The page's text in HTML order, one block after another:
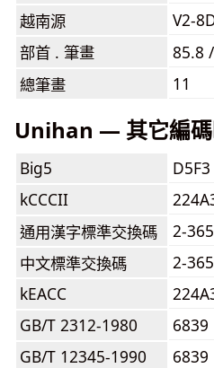
越南源
V2-
部首 . 筆畫
85.8 /
總筆畫
11
Unihan — 其它編
Big5
D5F3
kCCCII
通用漢字標準交換碼
2-
中文標準交換碼
2-
kEACC
GB/T 2312-1980
6839
GB/T 12345-1990
6839